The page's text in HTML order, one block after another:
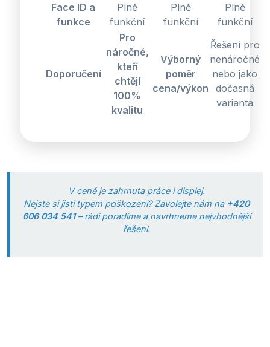
Face ID a
funkce
Plně
funkční
Plně
funkční
Plně
funkční
Doporučení
Pro
náročné,
kteří
chtějí
100%
kvalitu
Výborný
poměr
cena/výkon
Řešení pro
nenáročné
nebo jako
dočasná
varianta
V ceně je zahrnuta práce i displej.
Nejste si jisti typem poškození? Zavolejte nám na +420
606 034 541– rádi poradíme a navrhneme nejvhodnější
řešení.